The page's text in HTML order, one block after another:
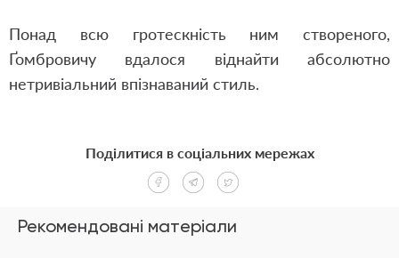
Понад всю гротескність ним створеного,
Ґомбровичу вдалося віднайти абсолютно
нетривіальний впізнаваний стиль.
Рекомендовані матеріали
Поділитися в соціальних мережах